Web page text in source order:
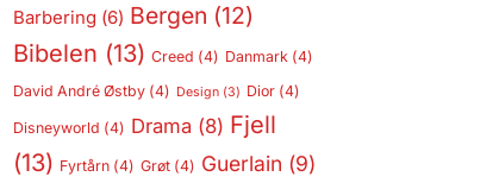
Barbering (6) Bergen (12)
Bibelen (13) Creed (4) Danmark(4)
David André Østby(4) Design(3) Dior(4)
Disneyworld (4) Drama (8) Fjell
(13) Fyrtårn(4) Grøt(4) Guerlain (9)